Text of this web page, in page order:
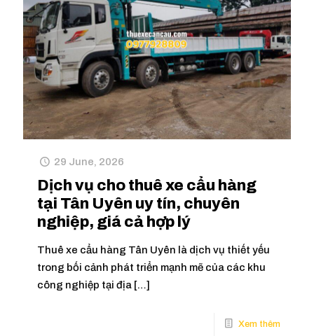
29 June, 2026
Dịch vụ cho thuê xe cẩu hàng
tại Tân Uyên uy tín, chuyên
nghiệp, giá cả hợp lý
Thuê xe cẩu hàng Tân Uyên là dịch vụ thiết yếu
trong bối cảnh phát triển mạnh mẽ của các khu
công nghiệp tại địa […]